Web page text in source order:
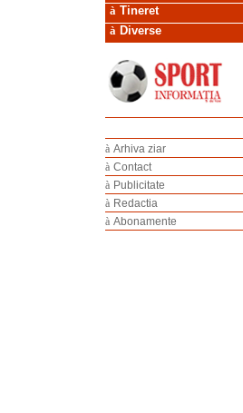
à Tineret
à Diverse
à Arhiva ziar
à Contact
à Publicitate
à Redactia
à Abonamente